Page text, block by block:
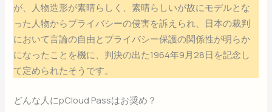
が、人物造形が素晴らしく、素晴らしいが故にモデルとな
った人物からプライバシーの侵害を訴えられ、日本の裁判
において言論の自由とプライバシー保護の関係性が明らか
になったことを機に、判決の出た1964年9月28日を記念し
て定められたそうです。
どんな人にpCloud Passはお奨め？